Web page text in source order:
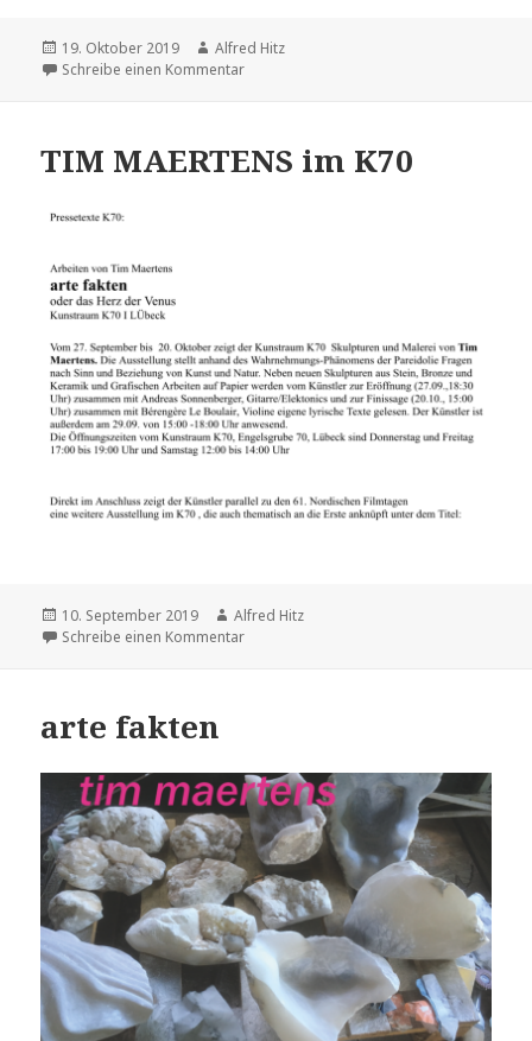
Veröffentlicht
am
19. Oktober 2019 Autor
Alfred Hitz
Schreibe einen Kommentar
TIM MAERTENS im K70
Veröffentlicht
am
10. September 2019 Autor
Alfred Hitz
Schreibe einen Kommentar
arte fakten